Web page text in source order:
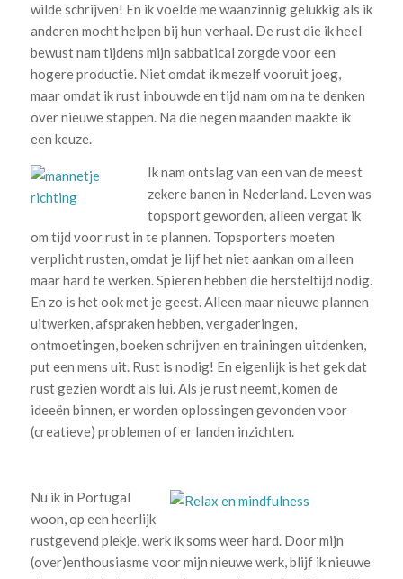
wilde schrijven! En ik voelde me waanzinnig gelukkig als ik
anderen mocht helpen bij hun verhaal. De rust die ik heel
bewust nam tijdens mijn sabbatical zorgde voor een
hogere productie. Niet omdat ik mezelf vooruit joeg,
maar omdat ik rust inbouwde en tijd nam om na te denken
over nieuwe stappen. Na die negen maanden maakte ik
een keuze.
Ik nam ontslag van een van de meest
zekere banen in Nederland. Leven was
topsport geworden, alleen vergat ik
om tijd voor rust in te plannen. Topsporters moeten
verplicht rusten, omdat je lijf het niet aankan om alleen
maar hard te werken. Spieren hebben die hersteltijd nodig.
En zo is het ook met je geest. Alleen maar nieuwe plannen
uitwerken, afspraken hebben, vergaderingen,
ontmoetingen, boeken schrijven en trainingen uitdenken,
put een mens uit. Rust is nodig! En eigenlijk is het gek dat
rust gezien wordt als lui. Als je rust neemt, komen de
ideeën binnen, er worden oplossingen gevonden voor
(creatieve) problemen of er landen inzichten.
Nu ik in Portugal
woon, op een heerlijk
rustgevend plekje, werk ik soms weer hard. Door mijn
(over)enthousiasme voor mijn nieuwe werk, blijf ik nieuwe